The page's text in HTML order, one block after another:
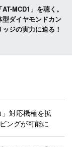
MCD1」を聴く。
型ダイヤモンドカン
ジの実力に迫る！
対応機種を拡
ングが可能に